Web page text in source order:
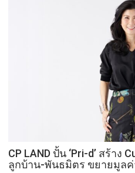
CP LAND ปั้น ‘Pri-d’ สร้าง
ลูกบ้าน-พันธมิตร ขยายมูลค่